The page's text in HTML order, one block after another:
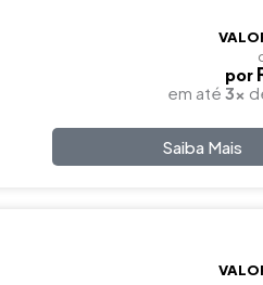
por
em até 3x
Saiba Mais